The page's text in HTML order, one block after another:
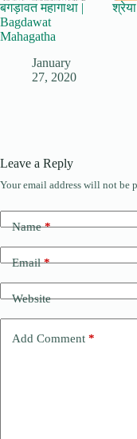
बगड़ावत महागाथा |
Bagdawat
Mahagatha
January
27, 2020
Leave a Reply
Your email address will not be
Name*
Email*
Website
Add Comment *